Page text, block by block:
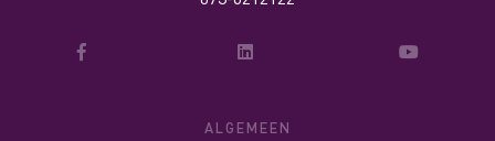
ALGEMEEN